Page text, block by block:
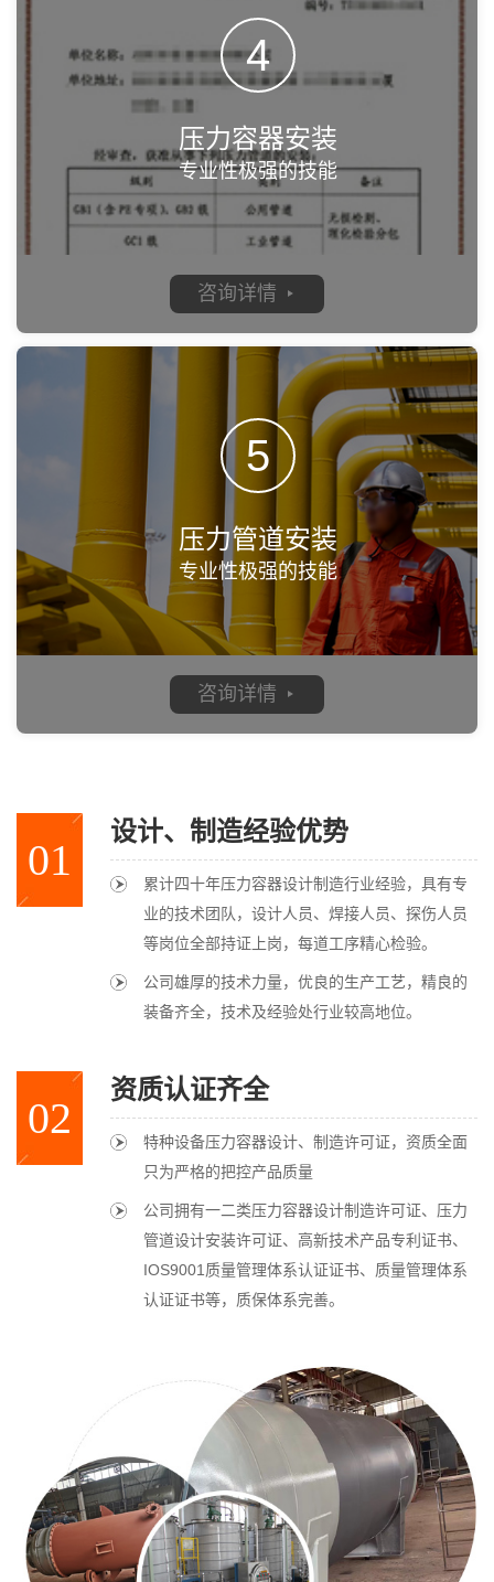
4
压力容器安装
专业性极强的技能
咨询详情
5
压力管道安装
专业性极强的技能
咨询详情
01
设计、制造经验优势
累计四十年压力容器设计制造行业经验，具有专
业的技术团队，设计人员、焊接人员、探伤人员
等岗位全部持证上岗，每道工序精心检验。
公司雄厚的技术力量，优良的生产工艺，精良的
装备齐全，技术及经验处行业较高地位。
02
资质认证齐全
特种设备压力容器设计、制造许可证，资质全面
只为严格的把控产品质量
公司拥有一二类压力容器设计制造许可证、压力
管道设计安装许可证、高新技术产品专利证书、
IOS9001质量管理体系认证证书、质量管理体系
认证证书等，质保体系完善。